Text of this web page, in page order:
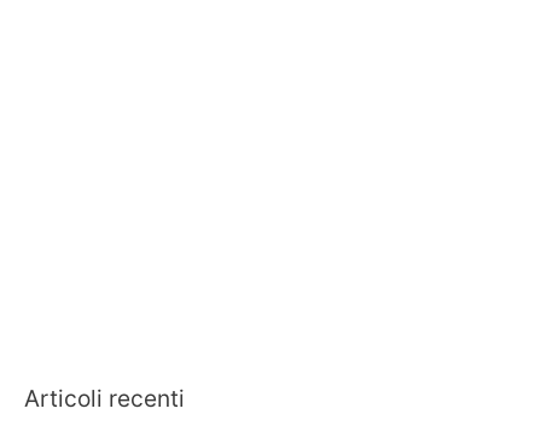
Articoli recenti